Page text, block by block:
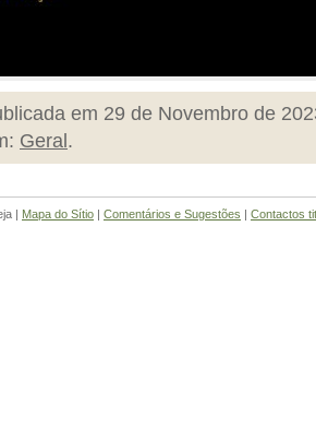
em 29 de Novembro de
Geral .
| Mapa do Sítio | Comentários e Sugestões | Contactos